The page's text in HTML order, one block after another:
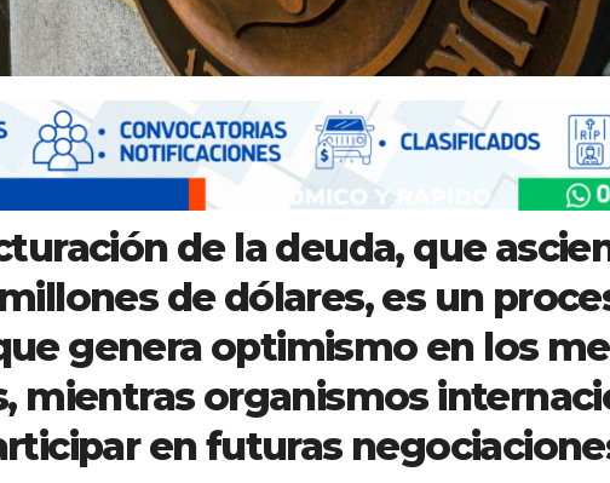
de la deuda, que
de dólares, es un
genera optimismo en los
mientras organismos
en futuras